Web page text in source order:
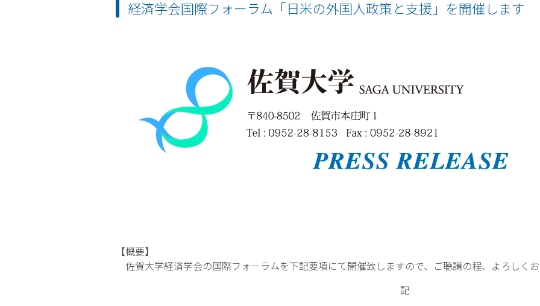
経済学会国際フォーラム「日米の外国人政策と支援」を開催します
【概要】
佐賀大学経済学会の国際フォーラムを下記要項にて開催致しますので、ご聴講の程、よろしく
記